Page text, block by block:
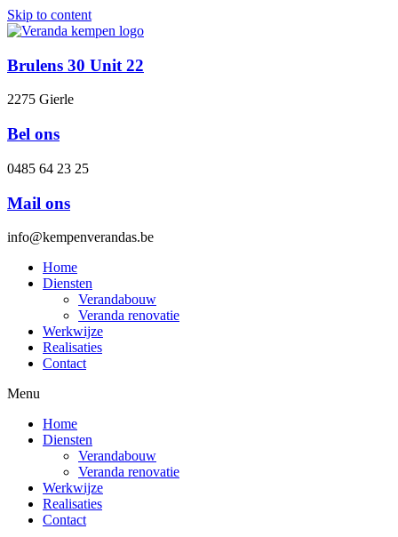
Skip to content
Brulens 30 Unit 22
2275 Gierle
Bel ons
0485 64 23 25
Mail ons
info@kempenverandas.be
Home
Diensten
Verandabouw
Veranda renovatie
Werkwijze
Realisaties
Contact
Menu
Home
Diensten
Verandabouw
Veranda renovatie
Werkwijze
Realisaties
Contact